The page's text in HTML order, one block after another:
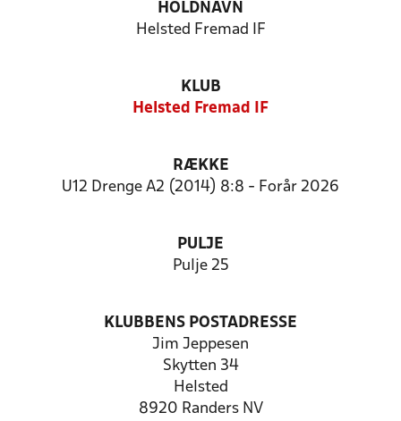
HOLDNAVN
Helsted Fremad IF
KLUB
Helsted Fremad IF
RÆKKE
U12 Drenge A2 (2014) 8:8 - Forår 2026
PULJE
Pulje 25
KLUBBENS POSTADRESSE
Jim Jeppesen
Skytten 34
Helsted
8920 Randers NV